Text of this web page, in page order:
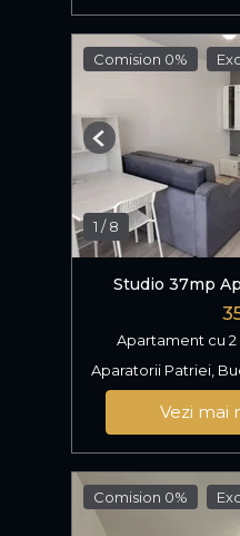
Comision 0%
1 /8
Previous
Studio 37mp
Apartament cu
Aparatorii Patriei,
Vezi mai
Comision 0%